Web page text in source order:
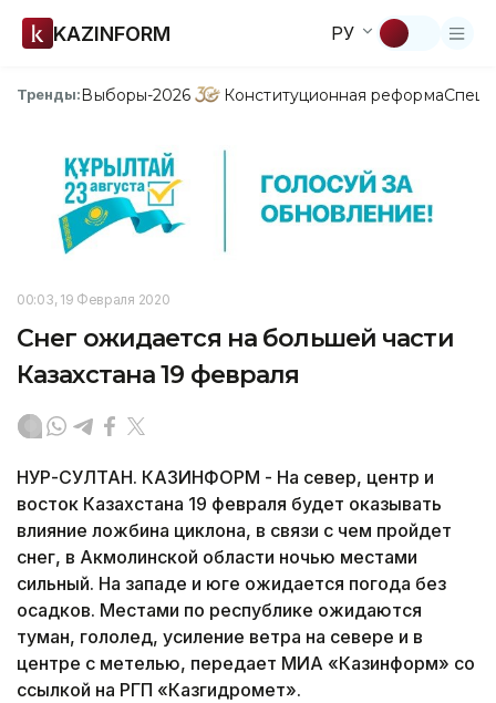
KAZINFORM РУ
Тренды:Выборы-2026 Конституционная реформа
00:03, 19 Февраля 2020
Снег ожидается на большей части
Казахстана 19 февраля
НУР-СУЛТАН. КАЗИНФОРМ - На север, центр и
восток Казахстана 19 февраля будет оказывать
влияние ложбина циклона, в связи с чем пройдет
снег, в Акмолинской области ночью местами
сильный. На западе и юге ожидается погода без
осадков. Местами по республике ожидаются
туман, гололед, усиление ветра на севере и в
центре с метелью, передает МИА «Казинформ» со
ссылкой на РГП «Казгидромет».